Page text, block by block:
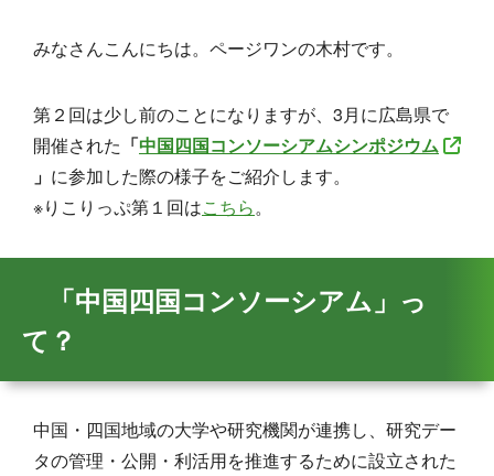
みなさんこんにちは。ページワンの木村です。
第２回は少し前のことになりますが、3月に広島県で
開催された 「中国四国コンソーシアムシンポジウム
」 に参加した際の様子をご紹介します。
※りこりっぷ第１回はこちら。
「中国四国コンソーシアム」っ
て？
中国・四国地域の大学や研究機関が連携し、研究デー
タの管理・公開・利活用を推進するために設立された